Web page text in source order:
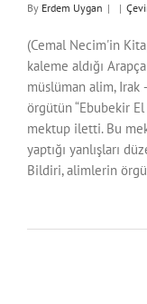
By Erdem Uygan | |
(Cemal Necim'in
kaleme aldığı
müslüman alim, Irak
örgütün “Ebubekir El
mektup iletti. Bu
yaptığı yanlışları
Bildiri, alimlerin